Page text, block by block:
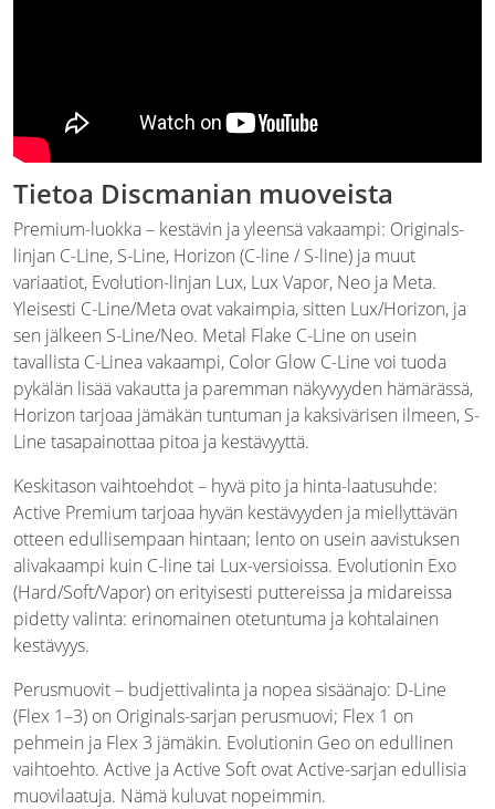
Tietoa Discmanian muoveista
Premium-luokka – kestävin ja yleensä vakaampi: Originals-
linjan C-Line, S-Line, Horizon (C-line / S-line) ja muut
variaatiot, Evolution-linjan Lux, Lux Vapor, Neo ja Meta.
Yleisesti C-Line/Meta ovat vakaimpia, sitten Lux/Horizon, ja
sen jälkeen S-Line/Neo. Metal Flake C-Line on usein
tavallista C-Linea vakaampi, Color Glow C-Line voi tuoda
pykälän lisää vakautta ja paremman näkyvyyden hämärässä,
Horizon tarjoaa jämäkän tuntuman ja kaksivärisen ilmeen, S-
Line tasapainottaa pitoa ja kestävyyttä.
Keskitason vaihtoehdot – hyvä pito ja hinta-laatusuhde:
Active Premium tarjoaa hyvän kestävyyden ja miellyttävän
otteen edullisempaan hintaan; lento on usein aavistuksen
alivakaampi kuin C-line tai Lux-versioissa. Evolutionin Exo
(Hard/Soft/Vapor) on erityisesti puttereissa ja midareissa
pidetty valinta: erinomainen otetuntuma ja kohtalainen
kestävyys.
Perusmuovit – budjettivalinta ja nopea sisäänajo: D-Line
(Flex 1–3) on Originals-sarjan perusmuovi; Flex 1 on
pehmein ja Flex 3 jämäkin. Evolutionin Geo on edullinen
vaihtoehto. Active ja Active Soft ovat Active-sarjan edullisia
muovilaatuja. Nämä kuluvat nopeimmin.